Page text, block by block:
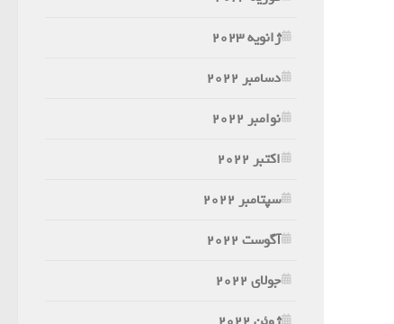
ژانویه 2023
دسامبر 2022
نوامبر 2022
اکتبر 2022
سپتامبر 2022
آگوست 2022
جولای 2022